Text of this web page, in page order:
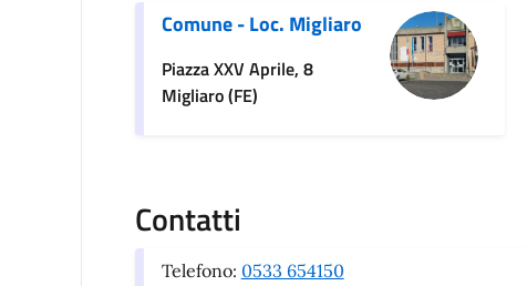
Comune - Loc. Migliaro
Piazza XXV Aprile, 8
Migliaro (FE)
Contatti
Telefono: 0533 654150